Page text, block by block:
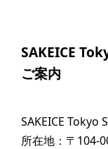
SAKEICE
ご案内
SAKEICE Tokyo
所在地：〒104-